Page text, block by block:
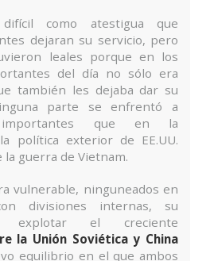
como atestigua que
dejaran su servicio, pero
leales porque en los
del día no sólo era
también les dejaba dar su
parte se enfrentó a
que en la
política exterior de EE.UU.
guerra de Vietnam.
vulnerable, ninguneados en
divisiones internas, su
explotar el creciente
la Unión Soviética y China
equilibrio en el que ambos